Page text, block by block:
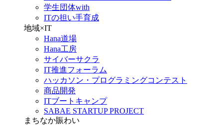
学生団体with
ITの担い手育成
地域×IT
Hana道場
Hana工房
サイバーサクラ
IT推進フォーラム
ハッカソン・プログラミングコンテスト
商品開発
ITブートキャンプ
SABAE STARTUP PROJECT
まちなか賑わい